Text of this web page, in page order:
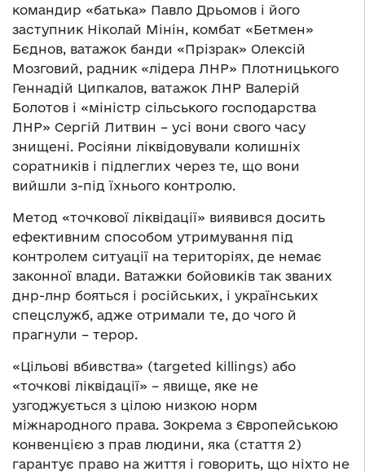
командир «батька» Павло Дрьомов і його
заступник Ніколай Мінін, комбат «Бетмен»
Бєднов, ватажок банди «Прізрак» Олексій
Мозговий, радник «лідера ЛНР» Плотницького
Геннадій Ципкалов, ватажок ЛНР Валерій
Болотов і «міністр сільського господарства
ЛНР» Сергій Литвин – усі вони свого часу
знищені. Росіяни ліквідовували колишніх
соратників і підлеглих через те, що вони
вийшли з-під їхнього контролю.
Метод «точкової ліквідації» виявився досить
ефективним способом утримування під
контролем ситуації на територіях, де немає
законної влади. Ватажки бойовиків так званих
днр-лнр бояться і російських, і українських
спецслужб, адже отримали те, до чого й
прагнули – терор.
«Цільові вбивства» (targeted killings) або
«точкові ліквідації» – явище, яке не
узгоджується з цілою низкою норм
міжнародного права. Зокрема з Європейською
конвенцією з прав людини, яка (стаття 2)
гарантує право на життя і говорить, що ніхто не